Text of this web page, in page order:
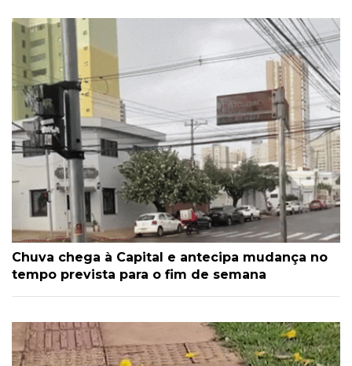
Chuva chega à Capital e antecipa mudança no
tempo prevista para o fim de semana